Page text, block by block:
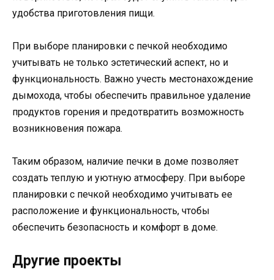
удобства приготовления пищи.
При выборе планировки с печкой необходимо
учитывать не только эстетический аспект, но и
функциональность. Важно учесть местонахождение
дымохода, чтобы обеспечить правильное удаление
продуктов горения и предотвратить возможность
возникновения пожара.
Таким образом, наличие печки в доме позволяет
создать теплую и уютную атмосферу. При выборе
планировки с печкой необходимо учитывать ее
расположение и функциональность, чтобы
обеспечить безопасность и комфорт в доме.
Другие проекты